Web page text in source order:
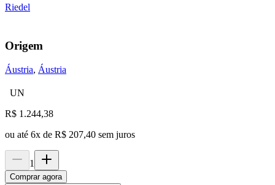
Riedel
Origem
Áustria, Áustria
UN
R$ 1.244,38
ou até 6x de R$ 207,40 sem juros
1
Comprar agora